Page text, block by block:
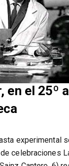
en el 25º
experimental
celebraciones